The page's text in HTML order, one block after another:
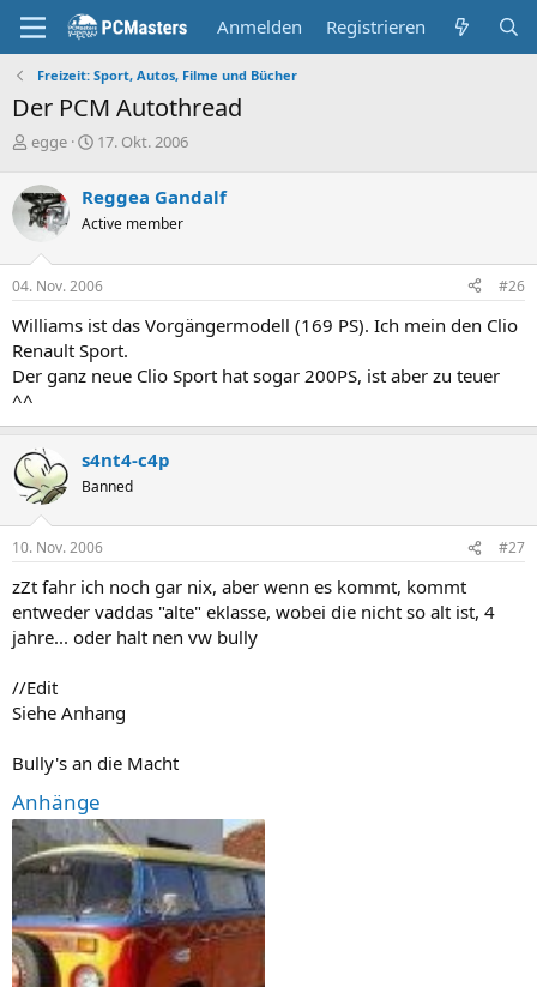
Anmelden Registrieren
Freizeit: Sport, Autos, Filme und Bücher
Der PCM Autothread
E
s
t
e
l
e
egge
E
t
e
l
t
m
17. Okt. 2006
Reggea Gandalf
Active member
04. Nov. 2006 #26
Williams ist das Vorgängermodell (169 PS). Ich mein den Clio
Renault Sport.
Der ganz neue Clio Sport hat sogar 200PS, ist aber zu teuer
^^
s4nt4-c4p
Banned
10. Nov. 2006 #27
zZt fahr ich noch gar nix, aber wenn es kommt, kommt
entweder vaddas "alte" eklasse, wobei die nicht so alt ist, 4
jahre... oder halt nen vw bully
//Edit
Siehe Anhang
Bully's an die Macht
Anhänge